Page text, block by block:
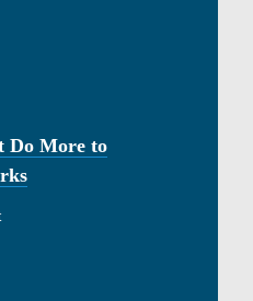
Do More to